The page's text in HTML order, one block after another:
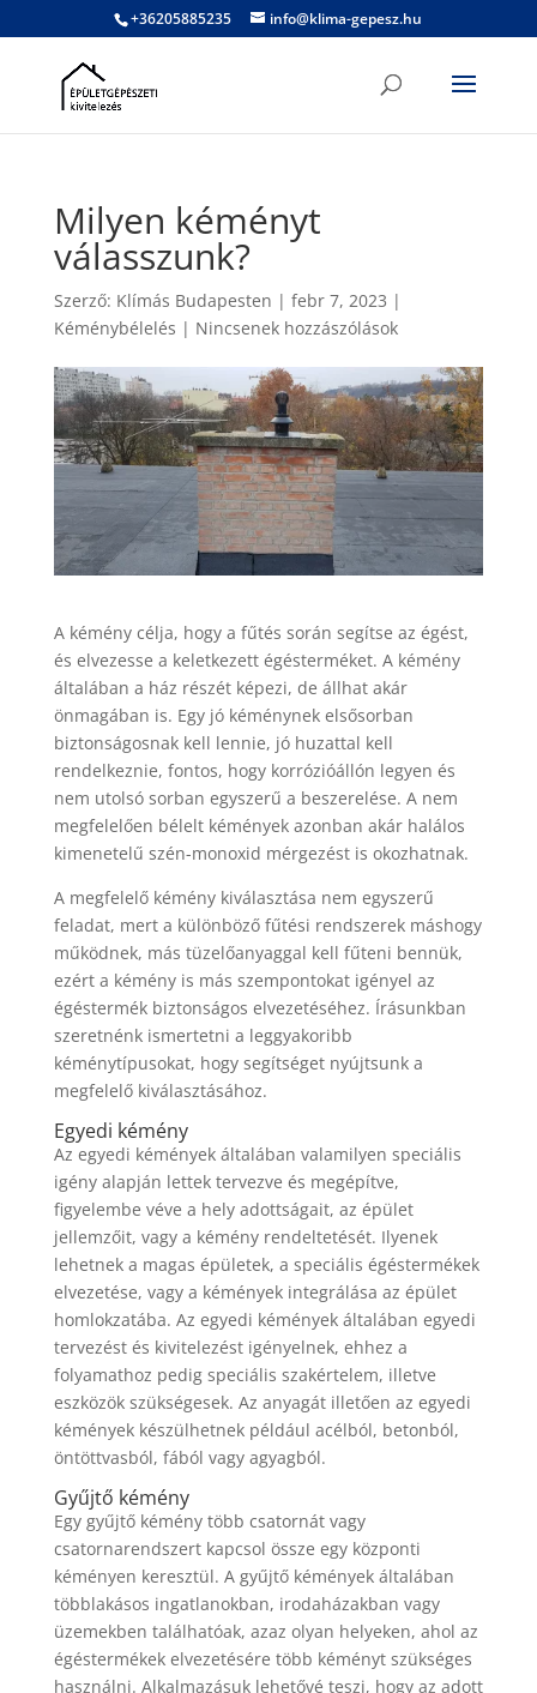
+36205885235 info@klima-gepesz.hu
Milyen kéményt
válasszunk?
Szerző: Klímás Budapesten | febr 7, 2023 |
Kéménybélelés | Nincsenek hozzászólások
A kémény célja, hogy a fűtés során segítse az égést,
és elvezesse a keletkezett égésterméket. A kémény
általában a ház részét képezi, de állhat akár
önmagában is. Egy jó kéménynek elsősorban
biztonságosnak kell lennie, jó huzattal kell
rendelkeznie, fontos, hogy korrózióállón legyen és
nem utolsó sorban egyszerű a beszerelése. A nem
megfelelően bélelt kémények azonban akár halálos
kimenetelű szén-monoxid mérgezést is okozhatnak.
A megfelelő kémény kiválasztása nem egyszerű
feladat, mert a különböző fűtési rendszerek máshogy
működnek, más tüzelőanyaggal kell fűteni bennük,
ezért a kémény is más szempontokat igényel az
égéstermék biztonságos elvezetéséhez. Írásunkban
szeretnénk ismertetni a leggyakoribb
kéménytípusokat, hogy segítséget nyújtsunk a
megfelelő kiválasztásához.
Egyedi kémény
Az egyedi kémények általában valamilyen speciális
igény alapján lettek tervezve és megépítve,
figyelembe véve a hely adottságait, az épület
jellemzőit, vagy a kémény rendeltetését. Ilyenek
lehetnek a magas épületek, a speciális égéstermékek
elvezetése, vagy a kémények integrálása az épület
homlokzatába. Az egyedi kémények általában egyedi
tervezést és kivitelezést igényelnek, ehhez a
folyamathoz pedig speciális szakértelem, illetve
eszközök szükségesek. Az anyagát illetően az egyedi
kémények készülhetnek például acélból, betonból,
öntöttvasból, fából vagy agyagból.
Gyűjtő kémény
Egy gyűjtő kémény több csatornát vagy
csatornarendszert kapcsol össze egy központi
kéményen keresztül. A gyűjtő kémények általában
többlakásos ingatlanokban, irodaházakban vagy
üzemekben találhatóak, azaz olyan helyeken, ahol az
égéstermékek elvezetésére több kéményt szükséges
használni. Alkalmazásuk lehetővé teszi, hogy az adott